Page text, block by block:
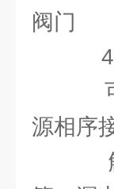
阀门
4
源相序